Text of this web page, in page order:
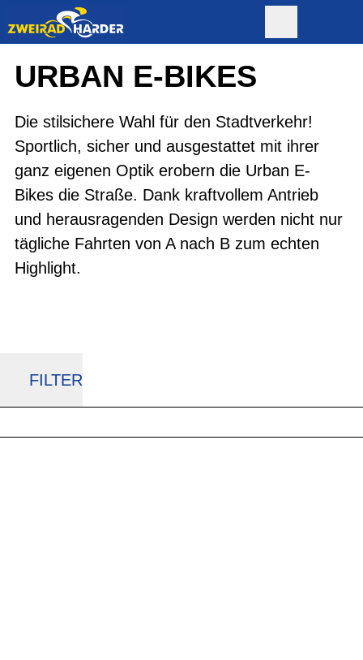
URBAN E-BIKES
Die stilsichere Wahl für den Stadtverkehr!
Sportlich, sicher und ausgestattet mit ihrer
ganz eigenen Optik erobern die Urban E-
Bikes die Straße. Dank kraftvollem Antrieb
und herausragenden Design werden nicht nur
tägliche Fahrten von A nach B zum echten
Highlight.
FILTER